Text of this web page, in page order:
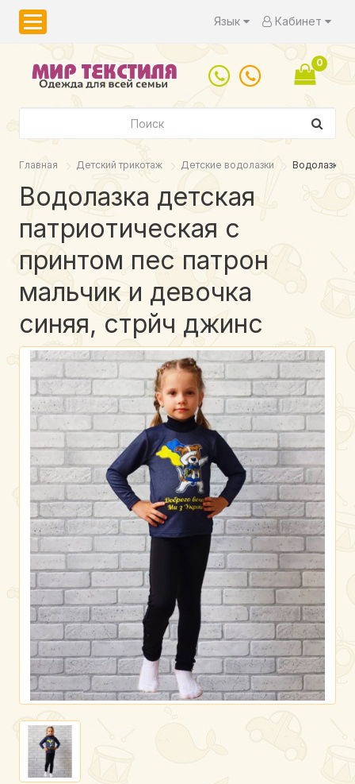
Язык Кабинет
0
Главная Детский трикотаж Детские водолазки Водолазка
Водолазка детская
патриотическая с
принтом пес патрон
мальчик и девочка
синяя, стрйч джинс